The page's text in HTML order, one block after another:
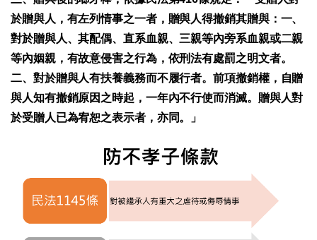
於贈與人，有左列情事之一者，贈與人得撤銷其贈與：一、
對於贈與人、其配偶、直系血親、三親等內旁系血親或二親
等內姻親，有故意侵害之行為，依刑法有處罰之明文者。
二、對於贈與人有扶養義務而不履行者。前項撤銷權，自贈
與人知有撤銷原因之時起，一年內不行使而消滅。贈與人對
於受贈人已為宥恕之表示者，亦同。」